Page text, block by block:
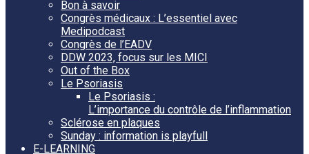
Bon à savoir
Congrès médicaux : L’essentiel avec
Medipodcast
Congrès de l’EADV
DDW 2023, focus sur les MICI
Out of the Box
Le Psoriasis
Le Psoriasis :
L’importance du contrôle de l’inflammation
Sclérose en plaques
Sunday : information is playfull
E-LEARNING